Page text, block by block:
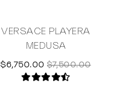
VERSACE PLAYERA
MEDUSA
$6,750.00 $7,500.00